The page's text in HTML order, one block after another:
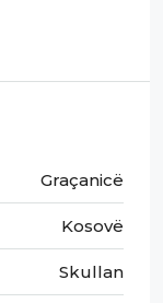
Graçanicë
Kosovë
Skullan